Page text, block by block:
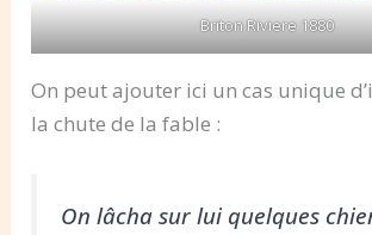
Briton Riviere 1880
On peut ajouter ici un cas unique
la chute de la fable :
On lâcha sur lui quelques